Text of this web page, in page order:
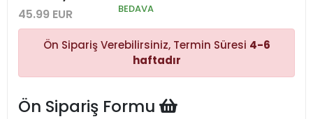
45.99 EUR
BEDAVA
Ön Sipariş Verebilirsiniz, Termin Süresi 4-6
haftadır
Ön Sipariş Formu